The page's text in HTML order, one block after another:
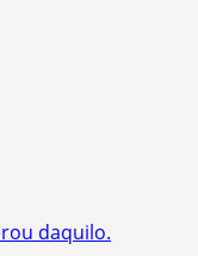
daquilo.